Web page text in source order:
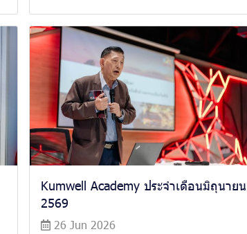
Kumwell Academy ประจำเดือนมิถุนายน
2569
26 Jun 2026